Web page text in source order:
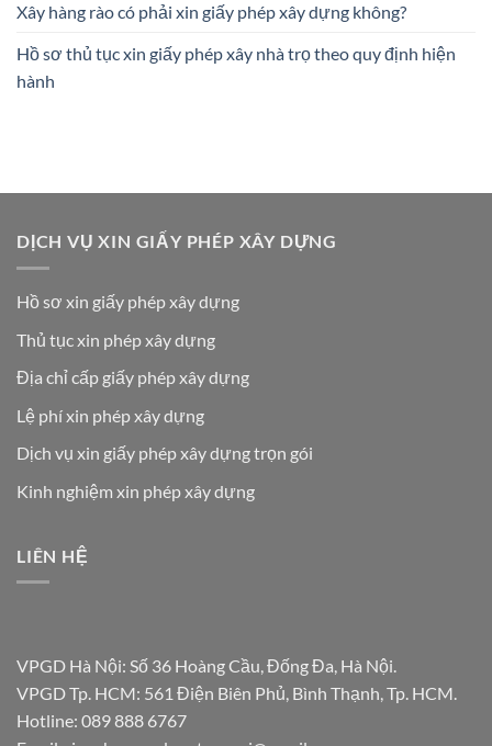
Xây hàng rào có phải xin giấy phép xây dựng không?
Hồ sơ thủ tục xin giấy phép xây nhà trọ theo quy định hiện
hành
DỊCH VỤ XIN GIẤY PHÉP XÂY DỰNG
Hồ sơ xin giấy phép xây dựng
Thủ tục xin phép xây dựng
Địa chỉ cấp giấy phép xây dựng
Lệ phí xin phép xây dựng
Dịch vụ xin giấy phép xây dựng trọn gói
Kinh nghiệm xin phép xây dựng
LIÊN HỆ
VPGD Hà Nội: Số 36 Hoàng Cầu, Đống Đa, Hà Nội.
VPGD Tp. HCM: 561 Điện Biên Phủ, Bình Thạnh, Tp. HCM.
Hotline: 089 888 6767